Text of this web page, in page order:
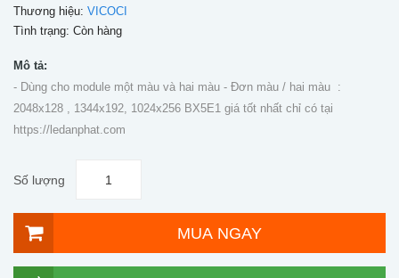
Thương hiệu: VICOCI
Tình trạng: Còn hàng
Mô tả:
- Dùng cho module một màu và hai màu - Đơn màu / hai màu :
2048x128 , 1344x192, 1024x256 BX5E1 giá tốt nhất chỉ có tại
https://ledanphat.com
Số lượng
MUA NGAY